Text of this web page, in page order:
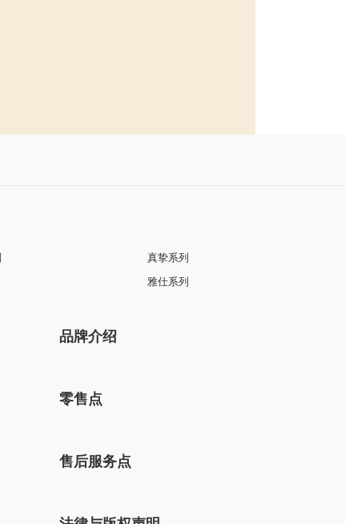
真挚系列
雅仕系列
品牌介绍
零售点
售后服务点